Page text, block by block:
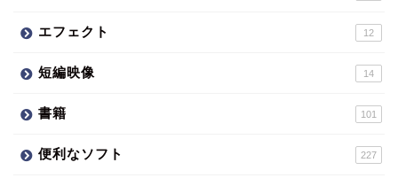
エフェクト 12
短編映像 14
書籍 101
便利なソフト 227